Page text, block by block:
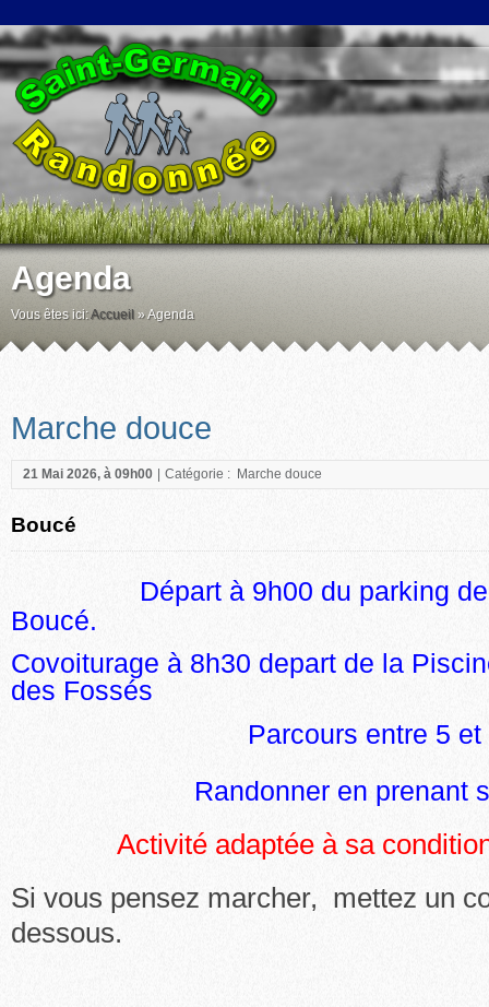
Agenda
Vous êtes ici:Accueil »Agenda
Marche douce
21 Mai 2026, à 09h00 Catégorie : Marche douce
Boucé
Départ à 9h00 du parking
Boucé.
Covoiturage à 8h30 depart de la
des Fossés
Parcours entre 5 et 7
Randonner en prenant
Activité adaptée à sa
Si vous pensez marcher, mettez un
dessous.